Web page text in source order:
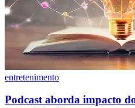
Flamengo
entretenimento
Podcast aborda impacto